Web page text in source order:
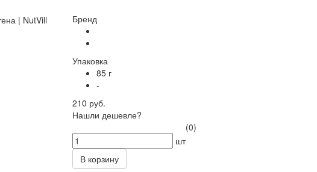
Бренд
Упаковка
85 г
-
210 руб.
Нашли дешевле?
(0)
шт
В корзину